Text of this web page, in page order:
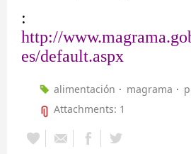
:
http://
es/default.aspx
alimentación magrama
Attachments: 1